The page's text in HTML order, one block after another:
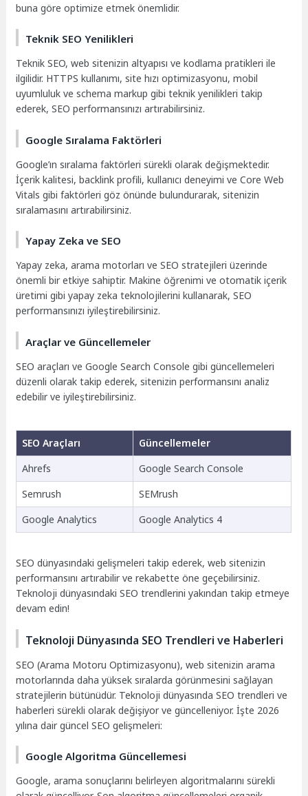
buna göre optimize etmek önemlidir.
Teknik SEO Yenilikleri
Teknik SEO, web sitenizin altyapısı ve kodlama pratikleri ile
ilgilidir. HTTPS kullanımı, site hızı optimizasyonu, mobil
uyumluluk ve schema markup gibi teknik yenilikleri takip
ederek, SEO performansınızı artırabilirsiniz.
Google Sıralama Faktörleri
Google’ın sıralama faktörleri sürekli olarak değişmektedir.
İçerik kalitesi, backlink profili, kullanıcı deneyimi ve Core Web
Vitals gibi faktörleri göz önünde bulundurarak, sitenizin
sıralamasını artırabilirsiniz.
Yapay Zeka ve SEO
Yapay zeka, arama motorları ve SEO stratejileri üzerinde
önemli bir etkiye sahiptir. Makine öğrenimi ve otomatik içerik
üretimi gibi yapay zeka teknolojilerini kullanarak, SEO
performansınızı iyileştirebilirsiniz.
Araçlar ve Güncellemeler
SEO araçları ve Google Search Console gibi güncellemeleri
düzenli olarak takip ederek, sitenizin performansını analiz
edebilir ve iyileştirebilirsiniz.
SEO Araçları
Güncellemeler
Ahrefs
Google Search Console
Semrush
SEMrush
Google Analytics
Google Analytics 4
SEO dünyasındaki gelişmeleri takip ederek, web sitenizin
performansını artırabilir ve rekabette öne geçebilirsiniz.
Teknoloji dünyasındaki SEO trendlerini yakından takip etmeye
devam edin!
Teknoloji Dünyasında SEO Trendleri ve Haberleri
SEO (Arama Motoru Optimizasyonu), web sitenizin arama
motorlarında daha yüksek sıralarda görünmesini sağlayan
stratejilerin bütünüdür. Teknoloji dünyasında SEO trendleri ve
haberleri sürekli olarak değişiyor ve güncelleniyor. İşte 2026
yılına dair güncel SEO gelişmeleri:
Google Algoritma Güncellemesi
Google, arama sonuçlarını belirleyen algoritmalarını sürekli